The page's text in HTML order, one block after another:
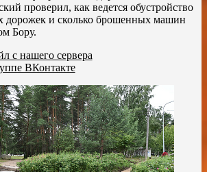
проверил, как ведется обустройство
дорожек и сколько брошенных машин
Бору.
с нашего сервера
ВКонтакте